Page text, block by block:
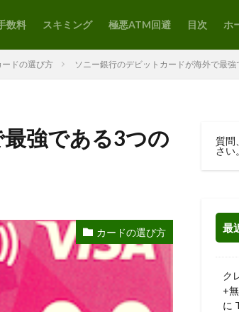
数料 スキミング 極悪ATM回避 目次 ホ
ードの選び方 ソニー銀行のデビットカードが海外で最
強である3つの
カードの選び方
質問
さい。
最
ク
+
に